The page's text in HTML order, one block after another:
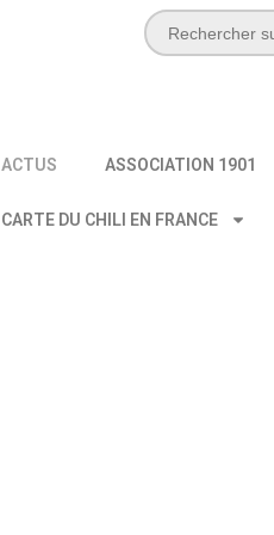
ACTUS ASSOCIATION 1901
CARTE DU CHILI EN FRANCE